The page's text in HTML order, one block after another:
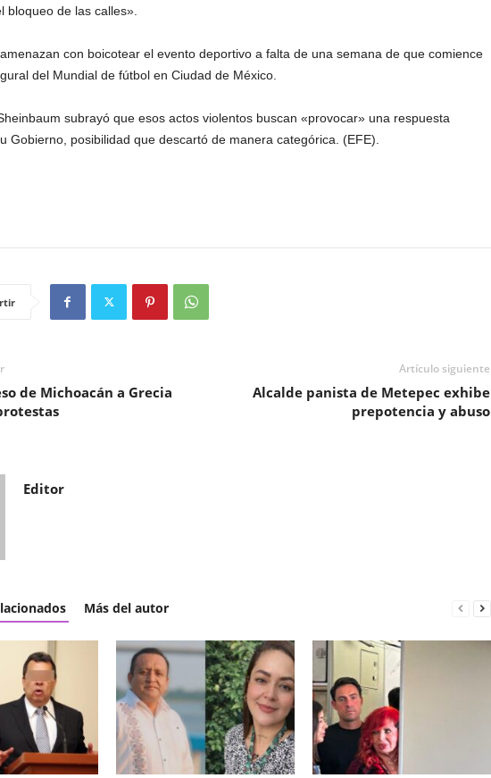
bloqueo de las calles».
con boicotear el evento deportivo a falta de una semana de que comience
del Mundial de fútbol en Ciudad de México.
subrayó que esos actos violentos buscan «provocar» una respuesta
Gobierno, posibilidad que descartó de manera categórica. (EFE).
de Michoacán a Grecia
Artículo siguiente
Alcalde panista de Metepec exhibe
prepotencia y abuso
Editor
Más del autor